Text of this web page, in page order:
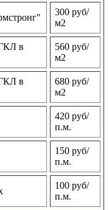
300 руб/
м2
в
560 руб/
м2
в
680 руб/
м2
420 руб/
п.м.
150 руб/
п.м.
100 руб/
п.м.